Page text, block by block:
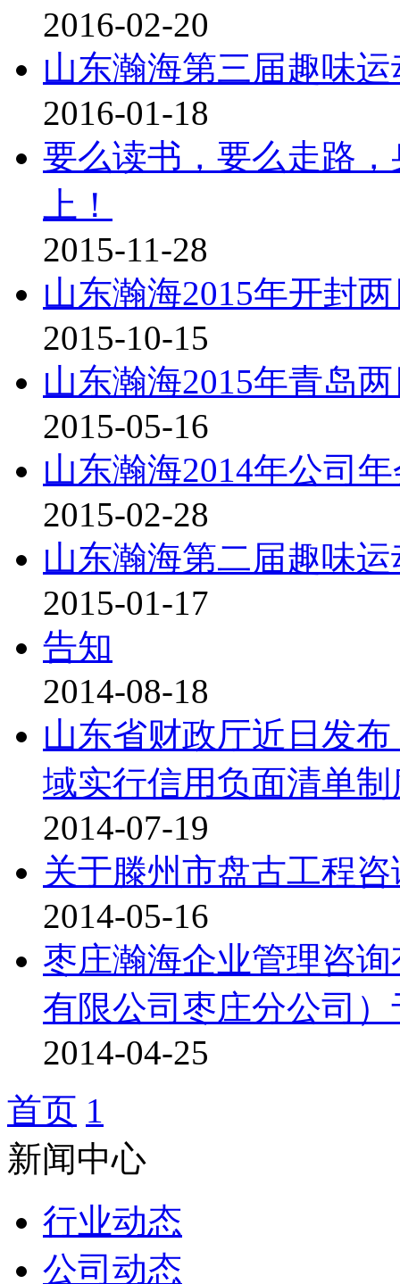
2016-02-20
山东瀚海第三届趣味
2016-01-18
要么读书，要么走路
上！
2015-11-28
山东瀚海2015年开封
2015-10-15
山东瀚海2015年青岛
2015-05-16
山东瀚海2014年公司
2015-02-28
山东瀚海第二届趣味
2015-01-17
告知
2014-08-18
山东省财政厅近日发
域实行信用负面清单
2014-07-19
关于滕州市盘古工程
2014-05-16
枣庄瀚海企业管理咨
有限公司枣庄分公司
2014-04-25
首页 1
新闻中心
行业动态
公司动态